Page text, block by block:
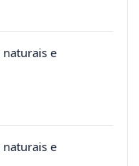
e
e